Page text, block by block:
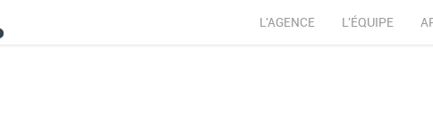
L'AGENCE L'ÉQUIPE